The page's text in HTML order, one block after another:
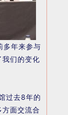
多年来参与
们的变化
过去8年的
面交流合